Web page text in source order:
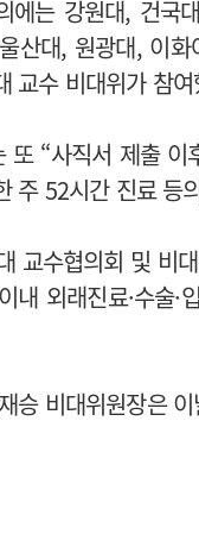
에는 강원대, 건국
산대, 원광대, 이
교수 비대위가 참
또 “사직서 제출
주 52시간 진료 등
교수협의회 및 비
내 외래진료·수술
승 비대위원장은